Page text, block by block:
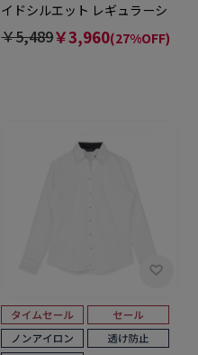
イドシルエット レギュラーシ
ャツ 長袖 レディースデザイン
￥5,489￥3,960(27%OFF)